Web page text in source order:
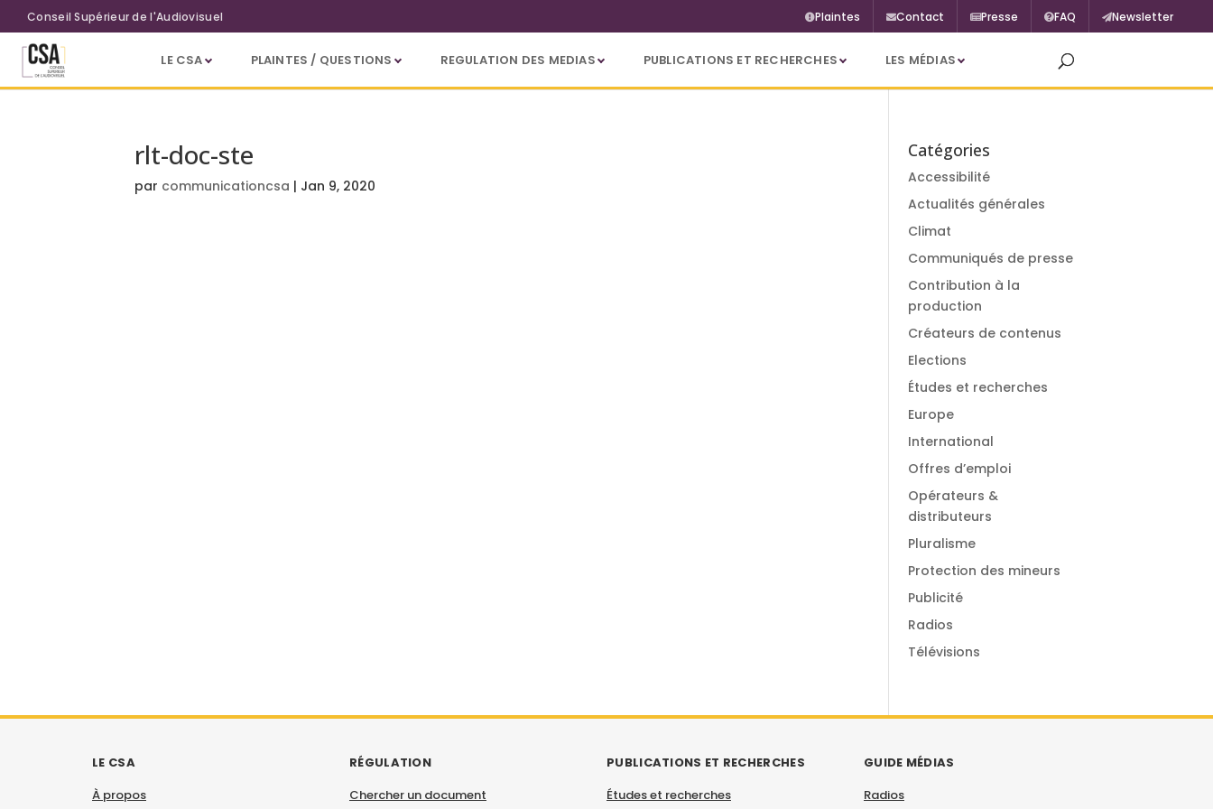
Aller au contenu principal
Conseil Supérieur de l'Audiovisuel Plaintes Contact Presse FAQ Newsletter
LE CSA PLAINTES / QUESTIONS REGULATION DES MEDIAS PUBLICATIONS ET RECHERCHES LES MÉDIAS
rlt-doc-ste
par communicationcsa | Jan 9, 2020
Catégories
Accessibilité
Actualités générales
Climat
Communiqués de presse
Contribution à la
production
Créateurs de contenus
Elections
Études et recherches
Europe
International
Offres d’emploi
Opérateurs &
distributeurs
Pluralisme
Protection des mineurs
Publicité
Radios
Télévisions
LE CSA
À propos
RÉGULATION
Chercher un document
PUBLICATIONS ET RECHERCHES
Études et recherches
GUIDE MÉDIAS
Radios